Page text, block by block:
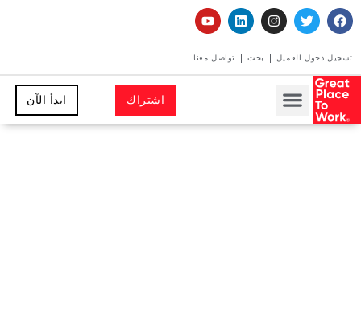
تسجيل دخول العميل بحث تواصل معنا
اشتراك ابدأ الآن